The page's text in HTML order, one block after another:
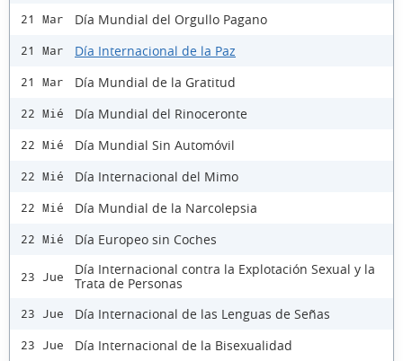
21 Mar Día Mundial del Orgullo Pagano
21 Mar Día Internacional de la Paz
21 Mar Día Mundial de la Gratitud
22 Mié Día Mundial del Rinoceronte
22 Mié Día Mundial Sin Automóvil
22 Mié Día Internacional del Mimo
22 Mié Día Mundial de la Narcolepsia
22 Mié Día Europeo sin Coches
23 Jue
Día Internacional contra la Explotación Sexual y la
Trata de Personas
23 Jue Día Internacional de las Lenguas de Señas
23 Jue Día Internacional de la Bisexualidad